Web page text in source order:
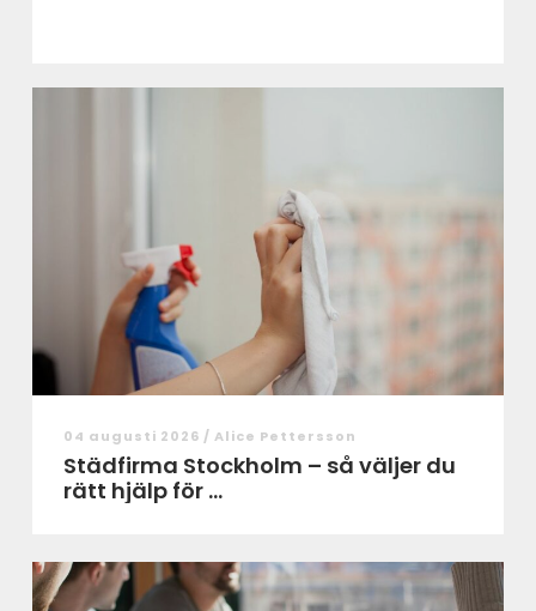
04 augusti 2026 / Alice Pettersson
Städfirma Stockholm – så väljer du
rätt hjälp för ...